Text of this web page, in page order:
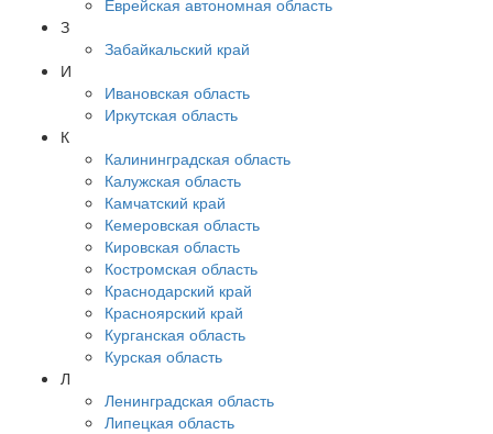
Еврейская автономная область
З
Забайкальский край
И
Ивановская область
Иркутская область
К
Калининградская область
Калужская область
Камчатский край
Кемеровская область
Кировская область
Костромская область
Краснодарский край
Красноярский край
Курганская область
Курская область
Л
Ленинградская область
Липецкая область